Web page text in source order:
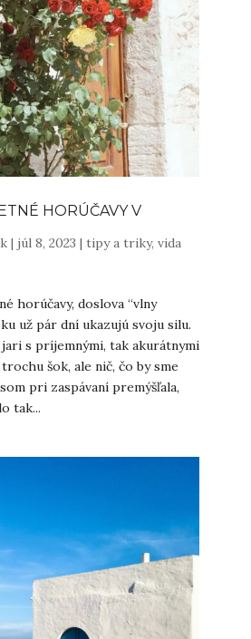
HORÚČAVY V
| júl 8, 2023 | tipy a triky, vida
horúčavy, doslova “vlny
už pár dní ukazujú svoju silu.
s príjemnými, tak akurátnymi
šok, ale nič, čo by sme
pri zaspávaní premýšľala,
tak...